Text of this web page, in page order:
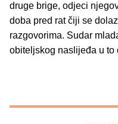
druge brige, odjeci
doba pred rat čiji se
razgovorima. Sudar
obiteljskog naslijeđa u to